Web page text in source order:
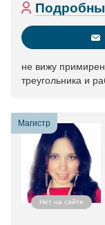
не вижу
треугольника и
Магистр
Нет на сайте